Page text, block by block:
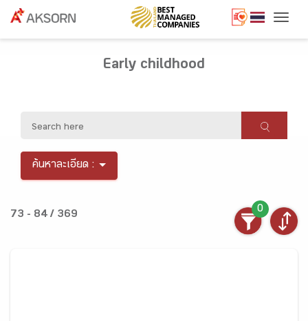
Early childhood
ค้นหาละเอียด :
73 - 84 / 369
0